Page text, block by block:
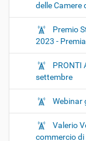
delle Camere
Premio
2023 -
PRONTI
settembre
Webinar
Valerio
commercio di